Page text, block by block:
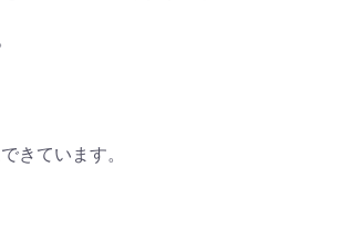
きています。